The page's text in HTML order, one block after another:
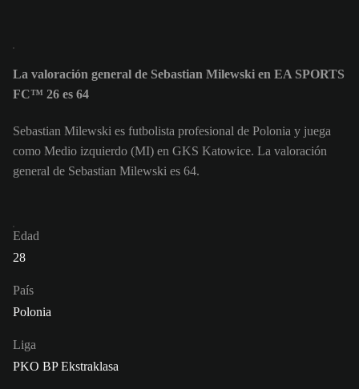
La valoración general de Sebastian Milewski en EA SPORTS
FC™ 26 es 64
Sebastian Milewski es futbolista profesional de Polonia y juega
como Medio izquierdo (MI) en GKS Katowice. La valoración
general de Sebastian Milewski es 64.
Edad
28
País
Polonia
Liga
PKO BP Ekstraklasa